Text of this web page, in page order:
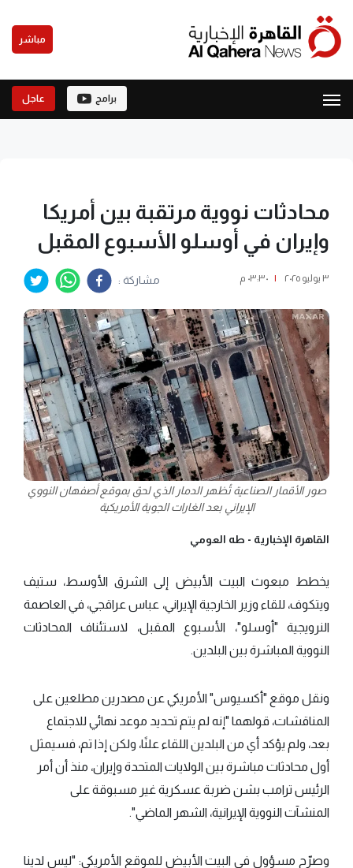
مباشر
برامج عاجل
محادثات نووية مرتقبة بين أمريكا
وإيران في أوسلو الأسبوع المقبل
٣ يوليو ٢٠٢٥ | ٠٣:٣٠ م مشاركة :
صور الأقمار الصناعية تُظهر الدمار الذي لحق بموقع أصفهان النووي
الإيراني بعد الغارات الجوية الأمريكية
القاهرة الإخبارية - طه العومي
يخطط مبعوث البيت الأبيض إلى الشرق الأوسط، ستيف
ويتكوف، للقاء وزير الخارجية الإيراني، عباس عراقجي، في العاصمة
النرويجية "أوسلو"، الأسبوع المقبل، لاستئناف المحادثات
النووية المباشرة بين البلدين.
ونقل موقع "أكسيوس" الأمريكي عن مصدرين مطلعين على
المناقشات، قولهما "إنه لم يتم تحديد موعد نهائي للاجتماع
بعد، ولم يؤكد أي من البلدين اللقاء علنًا، ولكن إذا تم، فسيمثل
أول محادثات مباشرة بين الولايات المتحدة وإيران، منذ أن أمر
الرئيس ترامب بشن ضربة عسكرية غير مسبوقة على
المنشآت النووية الإيرانية، الشهر الماضي".
وصرّح مسؤول في البيت الأبيض للموقع الأمريكي: "ليس لدينا